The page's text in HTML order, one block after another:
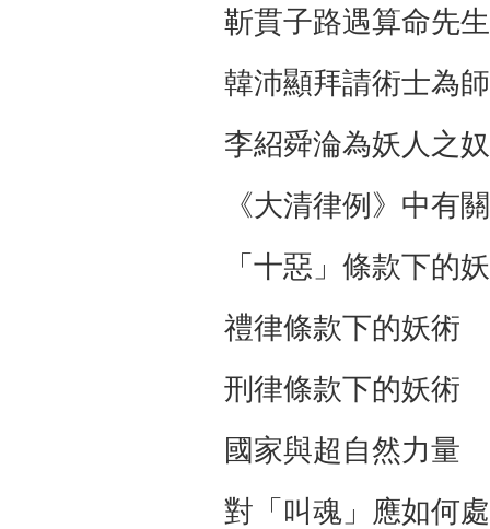
靳貫子路遇算命先
韓沛顯拜請術士為
李紹舜淪為妖人之
《大清律例》中
「十惡」條款下的
禮律條款下的妖術
刑律條款下的妖術
國家與超自然力量
對「叫魂」應如何